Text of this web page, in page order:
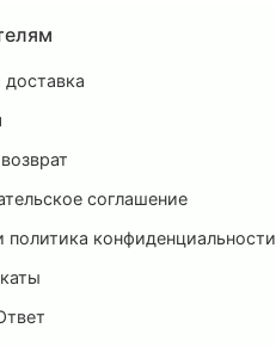
доставка
соглашение
политика конфиденциальности